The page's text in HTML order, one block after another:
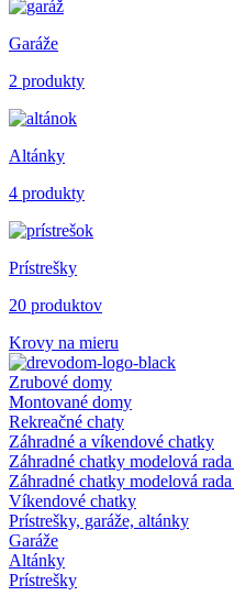
Garáže
2 produkty
Altánky
4 produkty
Prístrešky
20 produktov
Krovy na mieru
Zrubové domy
Montované domy
Rekreačné chaty
Záhradné a víkendové chatky
Záhradné chatky modelová
Záhradné chatky modelová
Víkendové chatky
Prístrešky, garáže, altánky
Garáže
Altánky
Prístrešky